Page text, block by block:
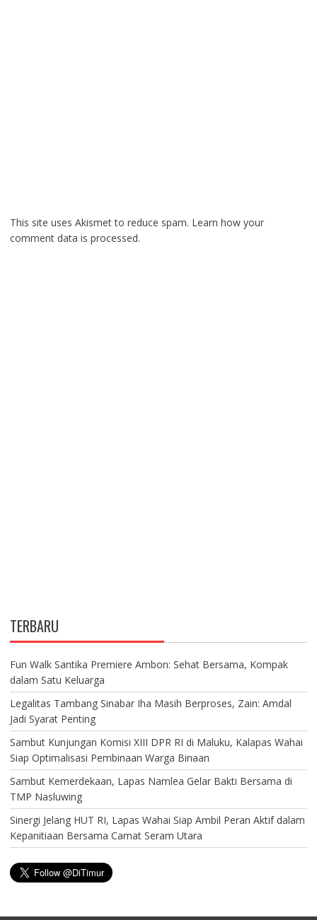
This site uses Akismet to reduce spam. Learn how your
comment data is processed.
TERBARU
Fun Walk Santika Premiere Ambon: Sehat Bersama, Kompak
dalam Satu Keluarga
Legalitas Tambang Sinabar Iha Masih Berproses, Zain: Amdal
Jadi Syarat Penting
Sambut Kunjungan Komisi XIII DPR RI di Maluku, Kalapas Wahai
Siap Optimalisasi Pembinaan Warga Binaan
Sambut Kemerdekaan, Lapas Namlea Gelar Bakti Bersama di
TMP Nasluwing
Sinergi Jelang HUT RI, Lapas Wahai Siap Ambil Peran Aktif dalam
Kepanitiaan Bersama Camat Seram Utara